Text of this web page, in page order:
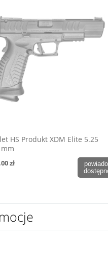
HS Produkt XDM Elite 5.25
zł